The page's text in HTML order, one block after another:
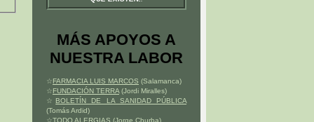
MÁS APOYOS A
NUESTRA LABOR
☆FARMACIA LUIS MARCOS (Salamanca)
☆FUNDACIÓN TERRA (Jordi Miralles)
☆ BOLETÍN DE LA SANIDAD PÚBLICA
(Tomás Ardid)
☆TODO ALERGIAS (Jorge Churba)